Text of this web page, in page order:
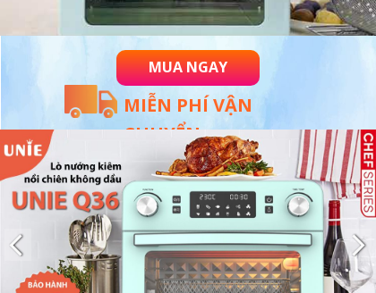
MUA NGAY
MIỄN PHÍ VẬN
CHUYỂN